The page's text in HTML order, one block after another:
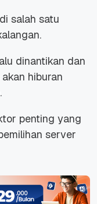
salah satu
dinantikan dan
hiburan
penting yang
server